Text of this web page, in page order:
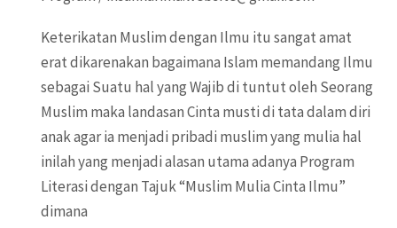
Keterikatan Muslim dengan Ilmu itu sangat amat
erat dikarenakan bagaimana Islam memandang Ilmu
sebagai Suatu hal yang Wajib di tuntut oleh Seorang
Muslim maka landasan Cinta musti di tata dalam diri
anak agar ia menjadi pribadi muslim yang mulia hal
inilah yang menjadi alasan utama adanya Program
Literasi dengan Tajuk “Muslim Mulia Cinta Ilmu”
dimana